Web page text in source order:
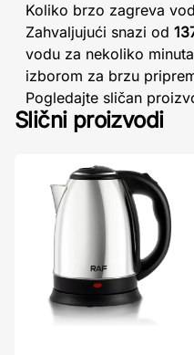
Koliko brzo zagreva
Zahvaljujući snazi od
vodu za nekoliko
izborom za brzu
Pogledajte sličan
Slični proizvodi